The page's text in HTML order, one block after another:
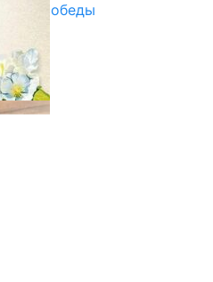
Дня Победы